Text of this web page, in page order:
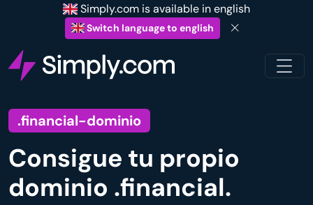
Simply.com is available in english
Switch language to english
.financial-dominio
Consigue tu propio
dominio .financial.